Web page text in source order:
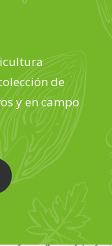
de
y en campo